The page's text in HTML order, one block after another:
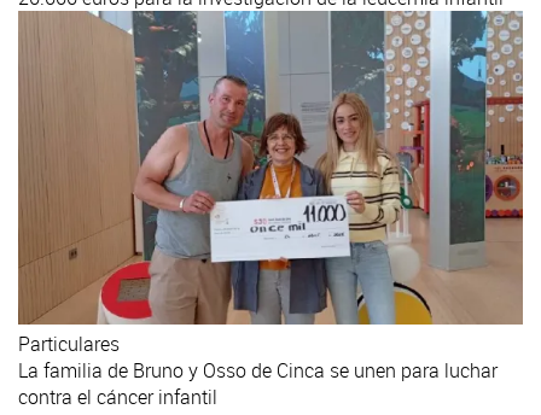
Particulares
La familia de Bruno y Osso de Cinca se unen para luchar
contra el cáncer infantil